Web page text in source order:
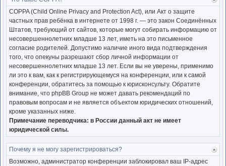
COPPA (Child Online Privacy and Protection Act), или Акт о защите
частных прав ребёнка в интернете от 1998 г. — это закон Соединённых
Штатов, требующий от сайтов, которые могут собирать информацию от
несовершеннолетних младше 13 лет, иметь на это письменное
согласие родителей. Допустимо наличие иного вида подтверждения
того, что опекуны разрешают сбор личной информации от
несовершеннолетних младше 13 лет. Если вы не уверены, применимо
ли это к вам, как к регистрирующемуся на конференции, или к самой
конференции, обратитесь за помощью к юрисконсульту. Обратите
внимание, что phpBB Group не может давать рекомендаций по
правовым вопросам и не является объектом юридических отношений,
кроме указанных ниже.
Примечание переводчика: в России данный акт не имеет
юридической силы.
Почему я не могу зарегистрироваться?
Возможно, администратор конференции заблокировал ваш IP-адрес